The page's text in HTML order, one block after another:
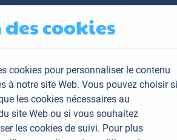
FAQ
Mon espace
Mes animaux
Mes résultats
Mes commandes
Mes factures
cookies
cookies pour personnaliser le contenu
à notre site Web. Vous pouvez choisir si
les cookies nécessaires au
site Web ou si vous souhaitez
les cookies de suivi. Pour plus